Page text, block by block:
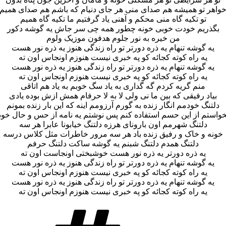
خواهر تو همیشه هم صدای منی هر جای دنیام که باشم هم صدای همیم
تو تکیه گاه منی محکم و آهنی یاد گرفتیم ما تکیه گاه همیم
بگذریم خودت خوبی خونه چطور همه چی سر جاش یه گوشه دکور
من خیره به نور جلوم هدفون موزیک ولوم
یه گوشه تنهام یه ذره دورتر تو راه زندگی هنوز یه ذره نور هست
یه راه کوته کجائه کو په خبری نیست هنوزم اونجاس اون ته
یه گوشه تنهام یه ذره دورتر تو راه زندگی هنوز یه ذره نور هست
یه راه کوته کجائه کو په خبری نیست هنوزم اونجاس اون ته
منم گریه کردم گه گداری به یاد سگ خوبم به یاد هم اتاقی
بیاد رفیقی که بین ما نی ولی لا به لا حرفام همش ازش بوده یادی
دلتنگ خودمم انگار زنده به گورم آرزومم اینه که این بار زنده بمونم
از این حسم استفاده کنم پس نوشتم یه نامه از حس و حال
دلتنگ شهرمم اون بارونای هرزه دلتنگ خیابونا عابرا هر سه
خونه و خاک و رفیق زنده باد هر سه مرور خاطرات مثل کلاس درسه
دلتنگ همدم دلتنگ شبنم یه گوشه ساکت دلتنگ حرفم
یه ذره دورتر یه ذره نور هست خوشبختی اونجاست اون ته
یه گوشه تنهام یه ذره دورتر تو راه زندگی هنوز یه ذره نور هست
یه راه کوته کجائه کو په خبری نیست هنوزم اونجاس اون ته
یه گوشه تنهام یه ذره دورتر تو راه زندگی هنوز یه ذره نور هست
یه راه کوته کجائه کو په خبری نیست هنوزم اونجاس اون ته